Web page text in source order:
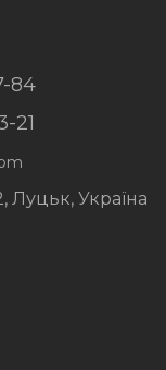
84
21
Луцьк, Україна